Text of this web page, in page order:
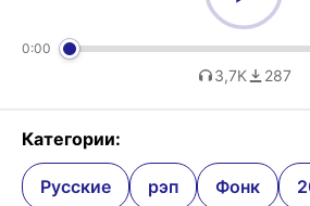
0:00
3,7K 287
Категории:
Русские рэп Фонк